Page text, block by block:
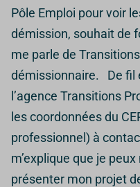
Pôle Emploi pour voir
démission, souhait de
me parle de
démissionnaire. De fil
l’agence Transitions
les coordonnées du
professionnel) à
m’explique que je
présenter mon projet